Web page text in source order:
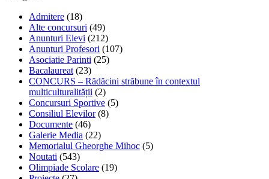
Admitere (18)
Alte concursuri (49)
Anunturi Elevi (212)
Anunturi Profesori (107)
Asociatie Parinti (25)
Bacalaureat (23)
CONCURS – Rădăcini străbune în contextul
multiculturalității (2)
Concursuri Sportive (5)
Consiliul Elevilor(8)
Documente (46)
Galerie Media (22)
Memorialul Gheorghe Mihoc (5)
Noutati (543)
Olimpiade Scolare (19)